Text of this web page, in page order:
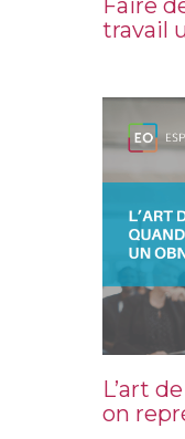
travail
L’art
on